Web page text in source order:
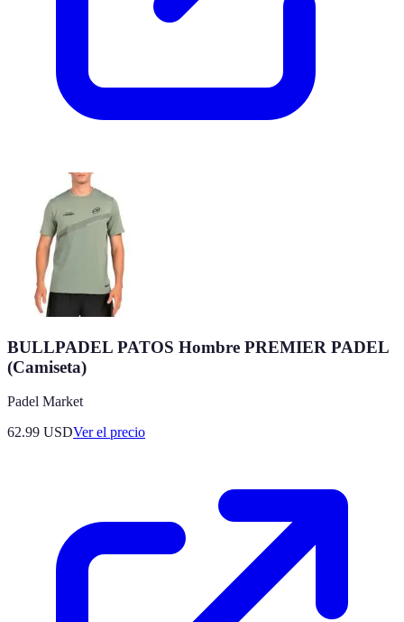
BULLPADEL PATOS Hombre PREMIER PADEL
(Camiseta)
Padel Market
62.99 USDVer el precio